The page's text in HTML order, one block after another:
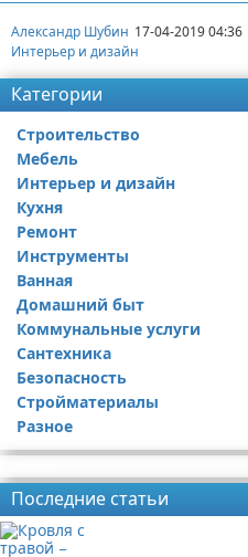
Александр Шубин 17-04-2019 04:36
Интерьер и дизайн
Категории
Строительство
Мебель
Интерьер и дизайн
Дизайн дачи
Дизайн квартиры
Кухня
Посуда
Ремонт
Ремонт дачи
Ремонт квартиры
Инструменты
Ванная
Домашний быт
Коммунальные услуги
Сантехника
Безопасность
Стройматериалы
Разное
Последние статьи